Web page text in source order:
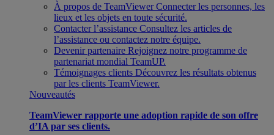
À propos de TeamViewer Connecter les personnes, les
lieux et les objets en toute sécurité.
Contacter l’assistance Consultez les articles de
l’assistance ou contactez notre équipe.
Devenir partenaire Rejoignez notre programme de
partenariat mondial TeamUP.
Témoignages clients Découvrez les résultats obtenus
par les clients TeamViewer.
Nouveautés
TeamViewer rapporte une adoption rapide de son offre
d’IA par ses clients.